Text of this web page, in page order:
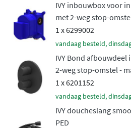
drukschommelingen in de
kraan eenvoudig met
beweging schakelen tussen
handdouche. Het robuuste
garandeert jarenlang
problemen.
Flexibele
elke badkamer
IVY inbouwbox voor
met 2-weg stop-
1 x 6299002
vandaag besteld,
IVY Bond
2-weg stop-omstel -
1 x 6201152
vandaag besteld,
IVY doucheslang
PED